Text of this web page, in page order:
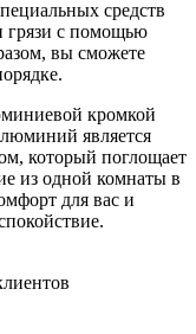
средств
грязи с помощью
вы сможете
кромкой
является
который поглощает
из одной комнаты в
для вас и